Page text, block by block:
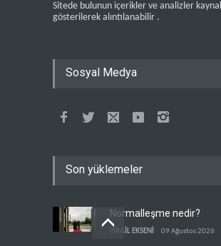
Sitede bulunun içerikler ve analizler
gösterilerek alıntılanabilir .
Sosyal Medya
Son yüklemeler
Normalleşme nedir?
İSRAİL EKSENİ 09 Ağustos 2026